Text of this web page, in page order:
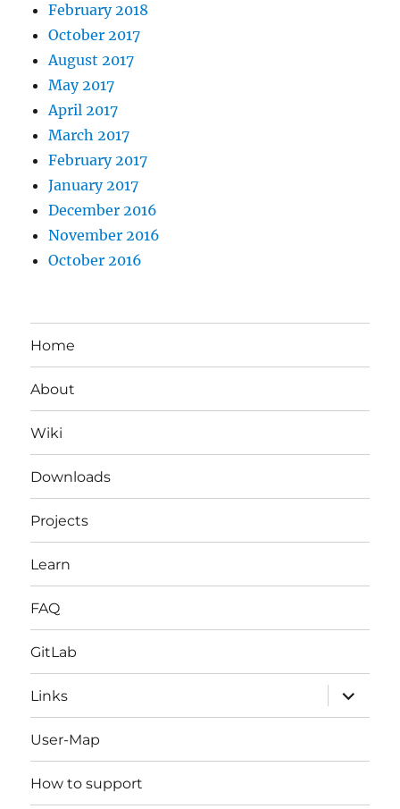
February 2018
October 2017
August 2017
May 2017
April 2017
March 2017
February 2017
January 2017
December 2016
November 2016
October 2016
Home
About
Wiki
Downloads
Projects
Learn
FAQ
GitLab
Links
expand
child
menu
User-Map
How to support